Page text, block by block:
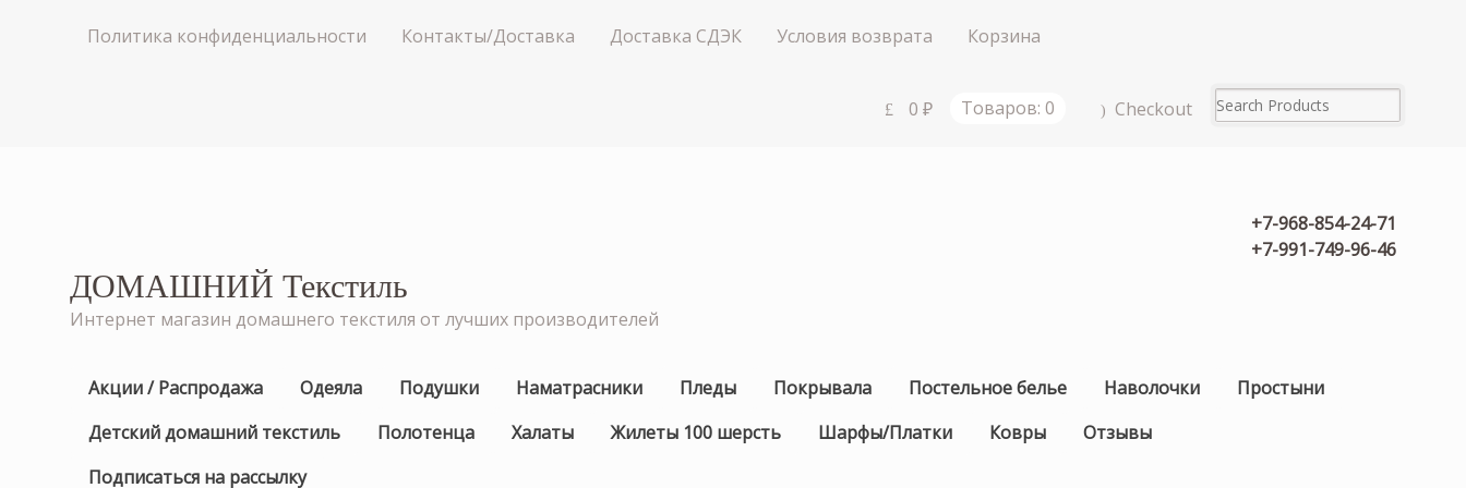
Политика конфиденциальности Контакты/Доставка Доставка СДЭК Условия возврата Корзина
0 ₽ Товаров: 0 Checkout
+7-968-854-24-71
+7-991-749-96-46
ДОМАШНИЙ Текстиль
Интернет магазин домашнего текстиля от лучших производителей
Акции / Распродажа Одеяла Подушки Наматрасники Пледы Покрывала Постельное белье Наволочки
Простыни
Детский домашний текстиль
Полотенца Халаты Жилеты 100 шерсть Шарфы/Платки Ковры
Отзывы
Подписаться на рассылку